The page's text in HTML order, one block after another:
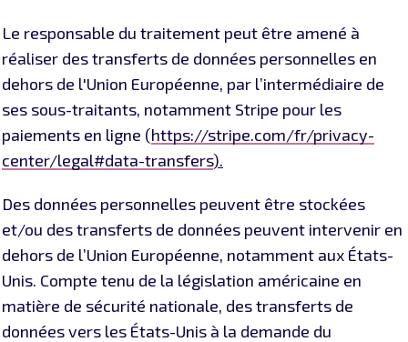
Le responsable du traitement peut être amené à
réaliser des transferts de données personnelles en
dehors de l'Union Européenne, par l’intermédiaire de
ses sous-traitants, notamment Stripe pour les
paiements en ligne (https://stripe.com/fr/privacy-
center/legal#data-transfers).
Des données personnelles peuvent être stockées
et/ou des transferts de données peuvent intervenir en
dehors de l’Union Européenne, notamment aux États-
Unis. Compte tenu de la législation américaine en
matière de sécurité nationale, des transferts de
données vers les États-Unis à la demande du